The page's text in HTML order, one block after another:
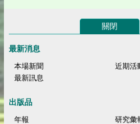
關閉
最新消息
本場新聞
近期活
最新訊息
出版品
年報
研究彙